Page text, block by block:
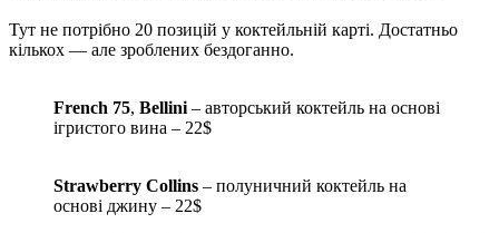
Тут не потрібно 20 позицій у коктейльній карті. Достатньо
кількох — але зроблених бездоганно.
French 75, Bellini – авторський коктейль на основі
ігристого вина – 22$
Strawberry Collins – полуничний коктейль на
основі джину – 22$